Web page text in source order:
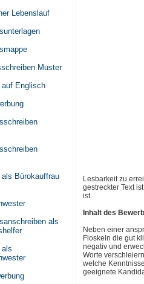
Lebenslauf
Muster
auf Englisch
als Bürokauffrau
als
als
Lesbarkeit zu
gestreckter Text
ist.
Inhalt des
Neben einer
Floskeln die gut
negativ und
Worte
welche
geeignete